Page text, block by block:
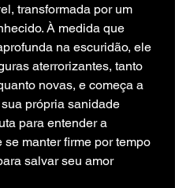
transformada por um
À medida que
na escuridão, ele
aterrorizantes, tanto
novas, e começa a
própria sanidade
para entender a
se manter firme por tempo
salvar seu amor